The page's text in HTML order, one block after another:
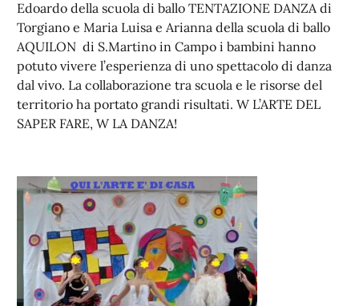
Edoardo della scuola di ballo TENTAZIONE DANZA di
Torgiano e Maria Luisa e Arianna della scuola di ballo
AQUILON di S.Martino in Campo i bambini hanno
potuto vivere l’esperienza di uno spettacolo di danza
dal vivo. La collaborazione tra scuola e le risorse del
territorio ha portato grandi risultati. W L’ARTE DEL
SAPER FARE, W LA DANZA!